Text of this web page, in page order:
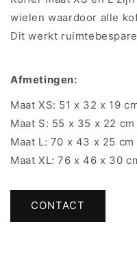
wielen waardoor alle
Dit werkt
Afmetingen:
Maat XS: 51 x 32 x 19
Maat S: 55 x 35 x 22
Maat L: 70 x 43 x 25
Maat XL: 76 x 46 x 30
CONTACT